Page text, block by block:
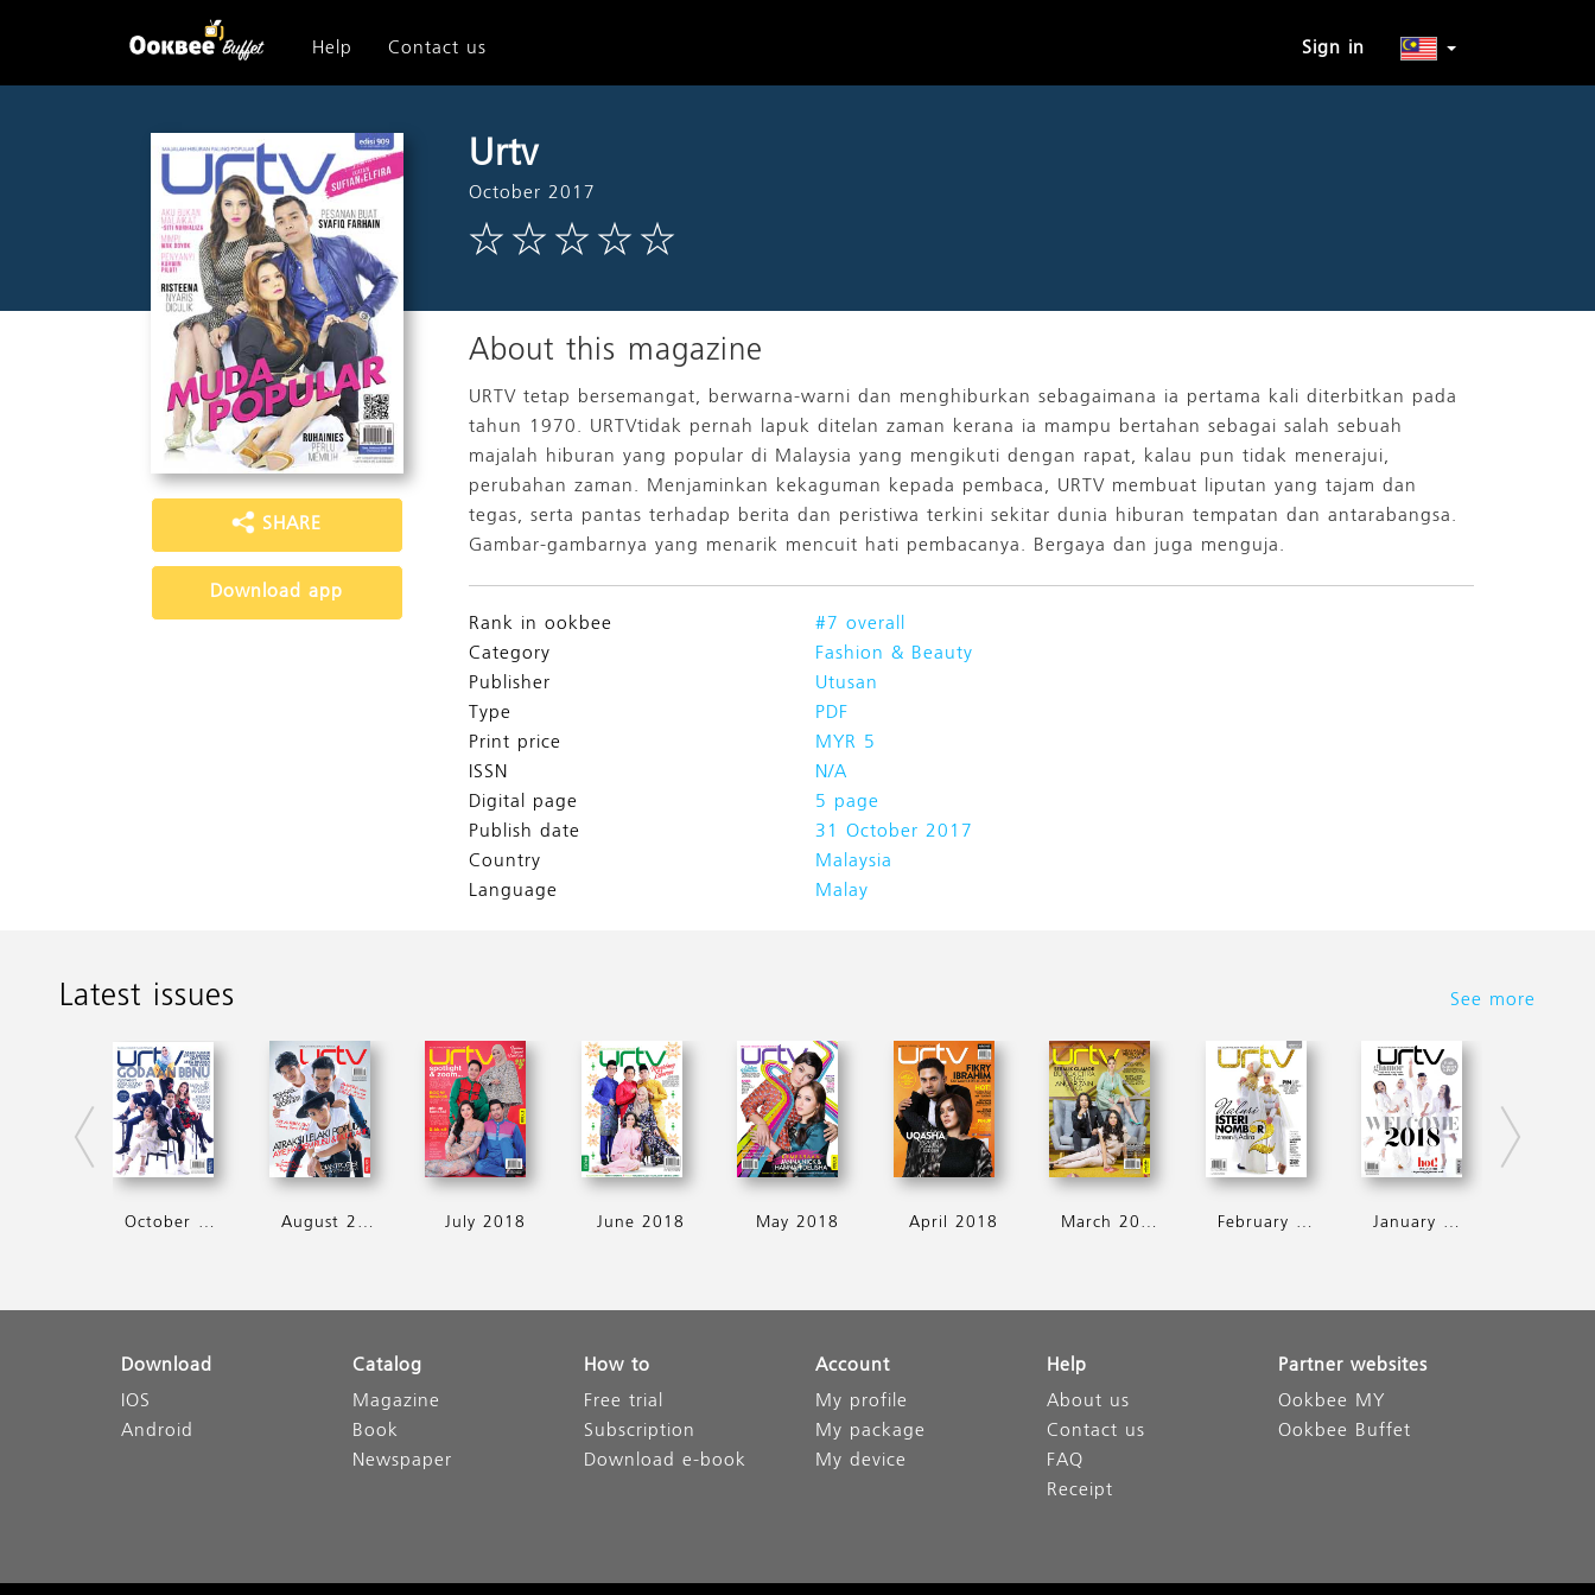
Help Contact us Sign in
SHARE
Download app
Urtv
October 2017
About this magazine
URTV tetap bersemangat, berwarna-warni dan menghiburkan sebagaimana ia pertama kali diterbitkan pada
tahun 1970. URTVtidak pernah lapuk ditelan zaman kerana ia mampu bertahan sebagai salah sebuah
majalah hiburan yang popular di Malaysia yang mengikuti dengan rapat, kalau pun tidak menerajui,
perubahan zaman. Menjaminkan kekaguman kepada pembaca, URTV membuat liputan yang tajam dan
tegas, serta pantas terhadap berita dan peristiwa terkini sekitar dunia hiburan tempatan dan antarabangsa.
Gambar-gambarnya yang menarik mencuit hati pembacanya. Bergaya dan juga menguja.
Rank in ookbee
#7 overall
Category
Fashion & Beauty
Publisher
Utusan
Type
PDF
Print price
MYR 5
ISSN
N/A
Digital page
5 page
Publish date
31 October 2017
Country
Malaysia
Language
Malay
Latest issues See more
October 2018 (Keluaran Terakhir 2018) August 2018 July 2018 June 2018 May 2018 April 2018 March 2018 February 2018 January 2018
Download
IOS
Android
Catalog
Magazine
Book
Newspaper
How to
Free trial
Subscription
Download e-book
Account
My profile
My package
My device
Help
About us
Contact us
FAQ
Receipt
Partner websites
Ookbee MY
Ookbee Buffet